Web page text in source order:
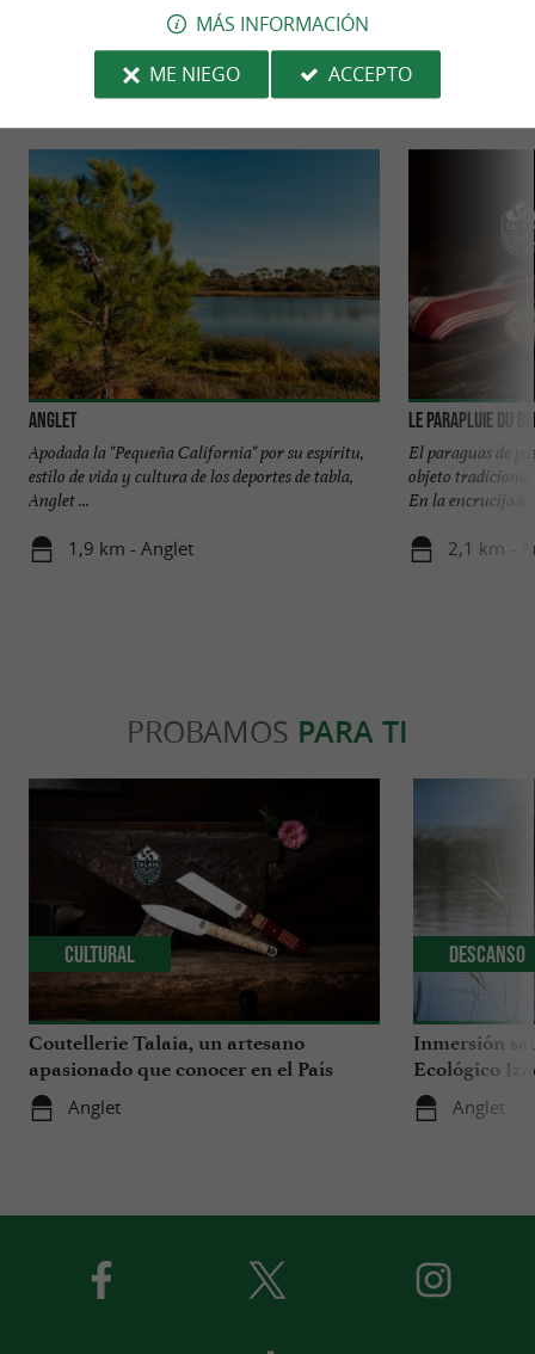
PARA DESCUBRIRALREDEDOR
Descubrir Información Alojamiento
Anglet
Apodada la "Pequeña California" por su espíritu,
estilo de vida y cultura de los deportes de tabla,
Anglet ...
1,9 km - Anglet
Le Parapluie du
El paraguas de
objeto tradicional
En la encrucijada
2,1 km -
PROBAMOS PARA TI
Coutellerie Talaia, un artesano
apasionado que conocer en el País
Vasco
Anglet
Cultural
Inmersión
Ecológico
Anglet
Descanso
MÁS INFORMACIÓN
ME NIEGO
ACCEPTO